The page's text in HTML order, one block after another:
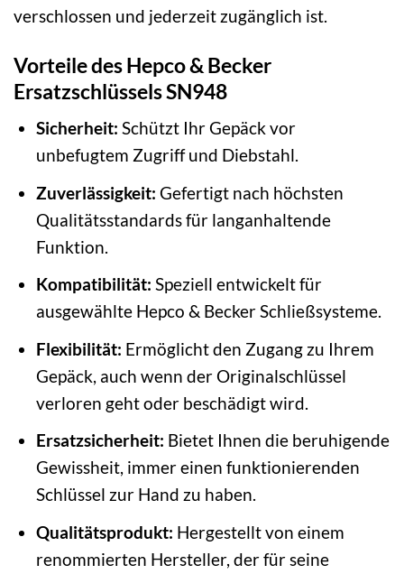
verschlossen und jederzeit zugänglich ist.
Vorteile des Hepco & Becker
Ersatzschlüssels SN948
Sicherheit: Schützt Ihr Gepäck vor
unbefugtem Zugriff und Diebstahl.
Zuverlässigkeit: Gefertigt nach höchsten
Qualitätsstandards für langanhaltende
Funktion.
Kompatibilität: Speziell entwickelt für
ausgewählte Hepco & Becker Schließsysteme.
Flexibilität: Ermöglicht den Zugang zu Ihrem
Gepäck, auch wenn der Originalschlüssel
verloren geht oder beschädigt wird.
Ersatzsicherheit: Bietet Ihnen die beruhigende
Gewissheit, immer einen funktionierenden
Schlüssel zur Hand zu haben.
Qualitätsprodukt: Hergestellt von einem
renommierten Hersteller, der für seine